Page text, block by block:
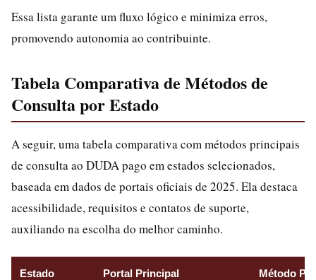
Essa lista garante um fluxo lógico e minimiza erros,
promovendo autonomia ao contribuinte.
Tabela Comparativa de Métodos de
Consulta por Estado
A seguir, uma tabela comparativa com métodos principais
de consulta ao DUDA pago em estados selecionados,
baseada em dados de portais oficiais de 2025. Ela destaca
acessibilidade, requisitos e contatos de suporte,
auxiliando na escolha do melhor caminho.
Estado Portal Principal Método